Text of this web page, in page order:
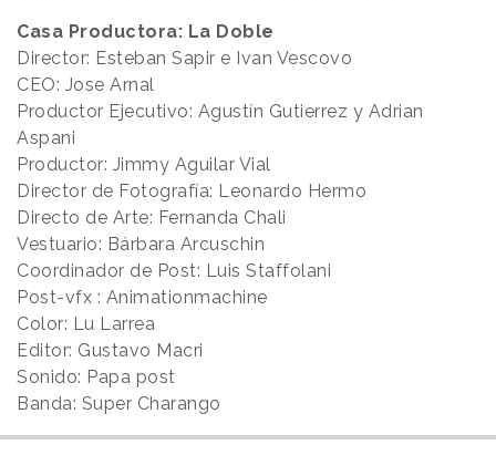
Casa Productora: La Doble
Director: Esteban Sapir e Ivan Vescovo
CEO: Jose Arnal
Productor Ejecutivo: Agustín Gutierrez y Adrian
Aspani
Productor: Jimmy Aguilar Vial
Director de Fotografía: Leonardo Hermo
Directo de Arte: Fernanda Chali
Vestuario: Bárbara Arcuschin
Coordinador de Post: Luis Staffolani
Post-vfx : Animationmachine
Color: Lu Larrea
Editor: Gustavo Macri
Sonido: Papa post
Banda: Super Charango